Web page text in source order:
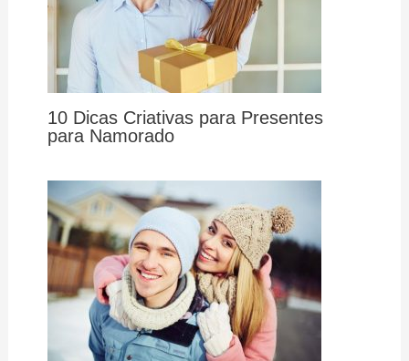
10 Dicas Criativas para Presentes
para Namorado